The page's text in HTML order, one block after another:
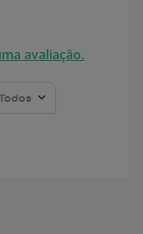
avaliação.